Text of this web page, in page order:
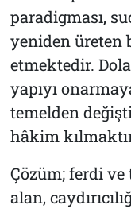
paradigması,
yeniden üreten
etmektedir.
yapıyı
temelden
hâkim
Çözüm; ferdi
alan,